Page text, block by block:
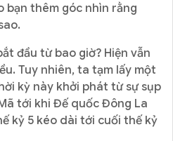
bạn thêm góc nhìn rằng
đầu từ bao giờ? Hiện vẫn
Tuy nhiên, ta tạm lấy một
kỳ này khởi phát từ sự sụp
tới khi Đế quốc Đông La
kỷ 5 kéo dài tới cuối thế kỷ